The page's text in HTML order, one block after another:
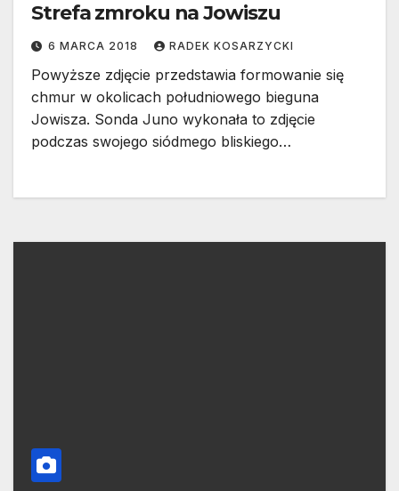
Strefa zmroku na Jowiszu
6 MARCA 2018 RADEK KOSARZYCKI
Powyższe zdjęcie przedstawia formowanie się
chmur w okolicach południowego bieguna
Jowisza. Sonda Juno wykonała to zdjęcie
podczas swojego siódmego bliskiego…